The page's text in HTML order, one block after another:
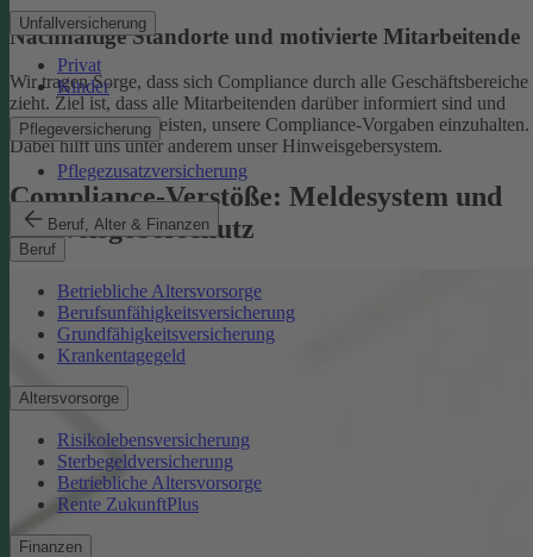
Unfallversicherung
Privat
Kinder
Pflegeversicherung
Pflegezusatzversicherung
Beruf, Alter & Finanzen
Beruf
Betriebliche Altersvorsorge
Berufsunfähigkeitsversicherung
Grundfähigkeitsversicherung
Krankentagegeld
Altersvorsorge
Risikolebensversicherung
Sterbegeldversicherung
Betriebliche Altersvorsorge
Rente ZukunftPlus
Finanzen
Nachhaltige Standorte und motivierte Mitarbeitende
Wir tragen Sorge, dass sich Compliance durch alle Geschäftsbereiche
zieht. Ziel ist, dass alle Mitarbeitenden darüber informiert sind und
einen Beitrag dazu leisten, unsere Compliance-Vorgaben einzuhalten.
Dabei hilft uns unter anderem unser Hinweisgebersystem.
Compliance-Verstöße: Meldesystem und
Hinweisgeberschutz